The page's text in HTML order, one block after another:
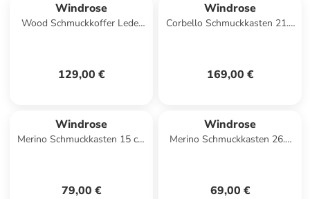
Windrose
Wood Schmuckkoffer Leder
129,00 €
Windrose
Corbello Schmuckkasten 21.5
169,00 €
Windrose
Merino Schmuckkasten 15 cm
79,00 €
Windrose
Merino Schmuckkasten 26.5
69,00 €